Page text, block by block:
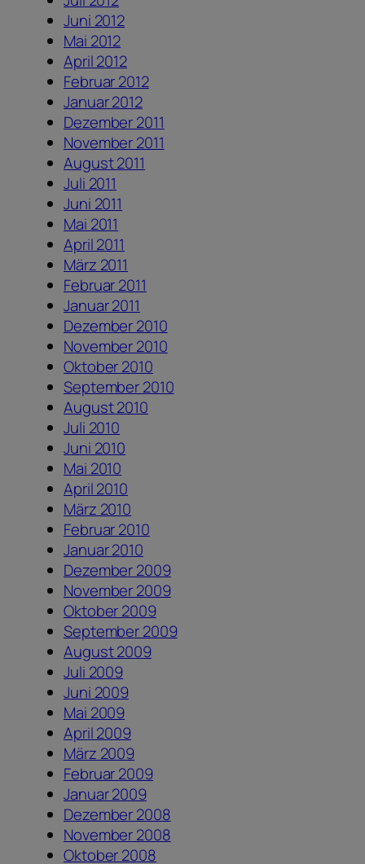
Juni 2012
Mai 2012
April 2012
Februar 2012
Januar 2012
Dezember 2011
November 2011
August 2011
Juli 2011
Juni 2011
Mai 2011
April 2011
März 2011
Februar 2011
Januar 2011
Dezember 2010
November 2010
Oktober 2010
September 2010
August 2010
Juli 2010
Juni 2010
Mai 2010
April 2010
März 2010
Februar 2010
Januar 2010
Dezember 2009
November 2009
Oktober 2009
September 2009
August 2009
Juli 2009
Juni 2009
Mai 2009
April 2009
März 2009
Februar 2009
Januar 2009
Dezember 2008
November 2008
Oktober 2008